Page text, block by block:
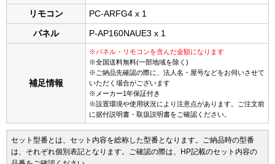
リモコン PC-ARFG4 x 1
パネル P-AP160NAUE3 x 1
補足情報
※パネル・リモコンを含んだ金額になります
※全国送料無料(一部地域を除く)
※ご納品先確認の際に、法人名・屋号などをお伺いさせて
いただく場合がございます
※メーカー1年保証付き
※設置環境や使用状況により注意点があります。ご注文前
に据付説明書・取扱説明書をご確認ください。
セット型番とは、セット内容を総称した型番となります。ご納品時の型番
は、それぞれ個別表記となります。ご確認の際は、HP記載のセット内容の